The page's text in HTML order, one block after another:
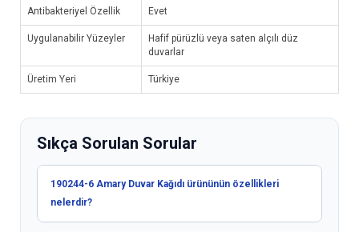
Antibakteriyel Özellik Evet
Uygulanabilir Yüzeyler
Hafif pürüzlü veya saten alçılı düz
duvarlar
Üretim Yeri Türkiye
Sıkça Sorulan Sorular
190244-6 Amary Duvar Kağıdı ürününün özellikleri
nelerdir?